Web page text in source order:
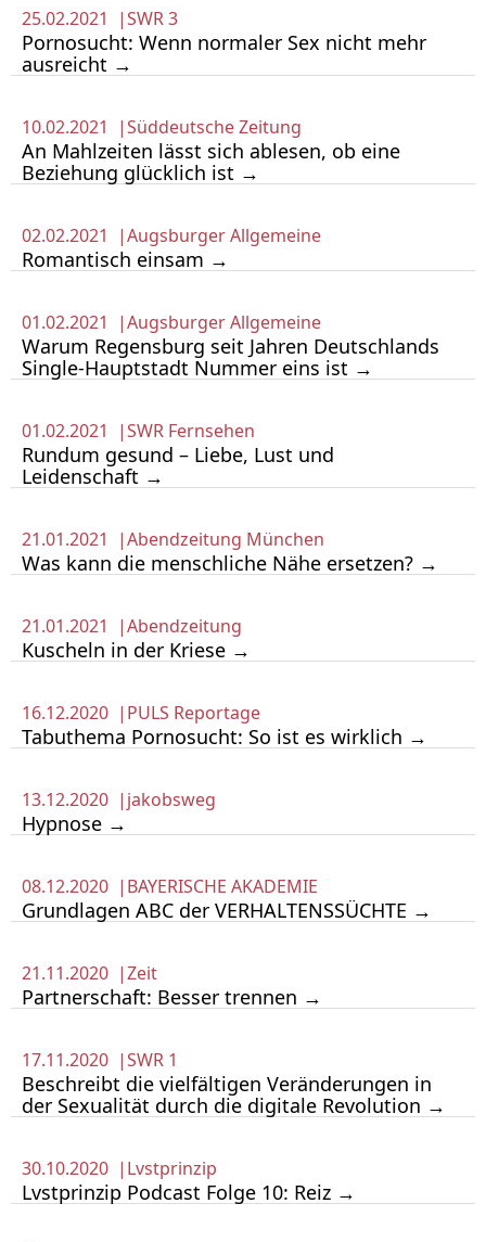
25.02.2021 |SWR 3
Pornosucht: Wenn normaler Sex nicht mehr
ausreicht →
10.02.2021 |Süddeutsche Zeitung
An Mahlzeiten lässt sich ablesen, ob eine
Beziehung glücklich ist →
02.02.2021 |Augsburger Allgemeine
Romantisch einsam →
01.02.2021 |Augsburger Allgemeine
Warum Regensburg seit Jahren Deutschlands
Single-Hauptstadt Nummer eins ist →
01.02.2021 |SWR Fernsehen
Rundum gesund – Liebe, Lust und
Leidenschaft →
21.01.2021 |Abendzeitung München
Was kann die menschliche Nähe ersetzen? →
21.01.2021 |Abendzeitung
Kuscheln in der Kriese →
16.12.2020 | PULS Reportage
Tabuthema Pornosucht: So ist es wirklich →
13.12.2020 | jakobsweg
Hypnose →
08.12.2020 | BAYERISCHE AKADEMIE
Grundlagen ABC der VERHALTENSSÜCHTE →
21.11.2020 |Zeit
Partnerschaft: Besser trennen →
17.11.2020 |SWR 1
Beschreibt die vielfältigen Veränderungen in
der Sexualität durch die digitale Revolution →
30.10.2020 | Lvstprinzip
Lvstprinzip Podcast Folge 10: Reiz →